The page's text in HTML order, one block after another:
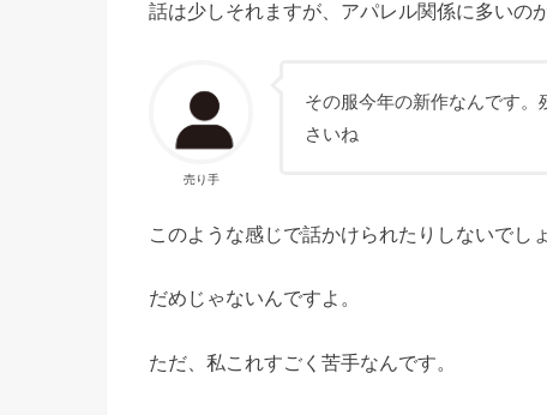
話は少しそれますが、アパレル関係に多いの
売り手
その服今年の新作なんです
さいね
このような感じで話かけられたりしないでし
だめじゃないんですよ。
ただ、私これすごく苦手なんです。